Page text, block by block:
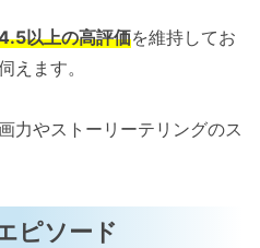
以上の高評価を維持してお
えます。
力やストーリーテリングのス
ピソード